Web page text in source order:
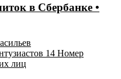
в Сбербанке •